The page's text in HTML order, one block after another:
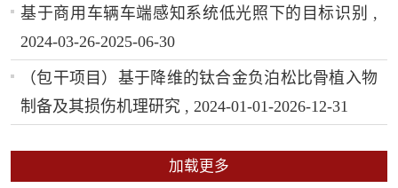
基于商用车辆车端感知系统低光照下的目标识别 ,
2024-03-26-2025-06-30
（包干项目）基于降维的钛合金负泊松比骨植入物
制备及其损伤机理研究 , 2024-01-01-2026-12-31
加载更多